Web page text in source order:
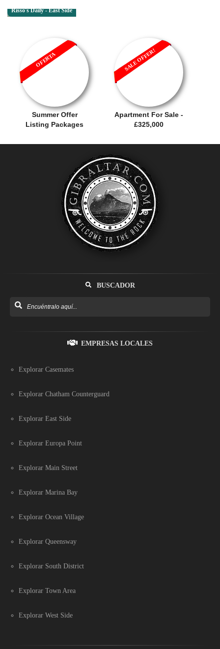
Risso's Daily - East Side
Summer Offer
Listing Packages
OFERTA
Apartment For Sale -
£325,000
SALE OFFER!
BUSCADOR
EMPRESAS LOCALES
Explorar Casemates
Explorar Chatham Counterguard
Explorar East Side
Explorar Europa Point
Explorar Main Street
Explorar Marina Bay
Explorar Ocean Village
Explorar Queensway
Explorar South District
Explorar Town Area
Explorar West Side